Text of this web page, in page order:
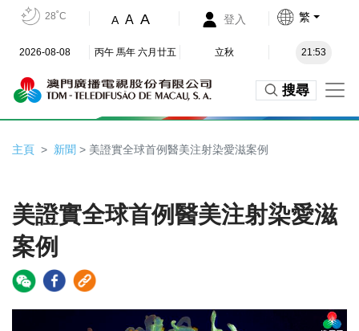
28˚C A A A 登入 繁
2026-08-08 丙午 馬年 六月廿五 立秋 21:53
搜尋
主頁 新聞 > 美證實全球首例醫美注射染愛滋案例
美證實全球首例醫美注射染愛滋
案例